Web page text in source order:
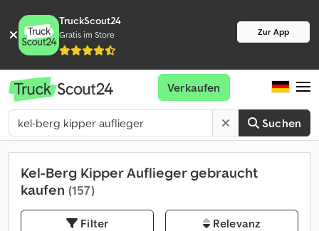
TruckScout24
Gratis im Store Zur App
Suchen
Verkaufen
Kel-Berg Kipper Auflieger gebraucht
kaufen (157)
Filter Relevanz